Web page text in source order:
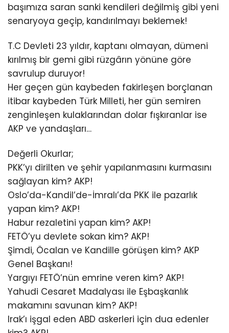
başımıza saran sanki kendileri değilmiş gibi yeni
senaryoya geçip, kandırılmayı beklemek!
T.C Devleti 23 yıldır, kaptanı olmayan, dümeni
kırılmış bir gemi gibi rüzgârın yönüne göre
savrulup duruyor!
Her geçen gün kaybeden fakirleşen borçlanan
itibar kaybeden Türk Milleti, her gün semiren
zenginleşen kulaklarından dolar fışkıranlar ise
AKP ve yandaşları…
Değerli Okurlar;
PKK’yı dirilten ve şehir yapılanmasını kurmasını
sağlayan kim? AKP!
Oslo’da-Kandil’de-İmralı’da PKK ile pazarlık
yapan kim? AKP!
Habur rezaletini yapan kim? AKP!
FETÖ’yu devlete sokan kim? AKP!
Şimdi, Öcalan ve Kandille görüşen kim? AKP
Genel Başkanı!
Yargıyı FETÖ’nün emrine veren kim? AKP!
Yahudi Cesaret Madalyası ile Eşbaşkanlık
makamını savunan kim? AKP!
Irak’ı işgal eden ABD askerleri için dua edenler